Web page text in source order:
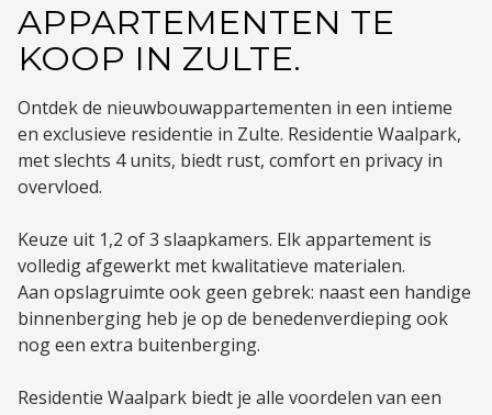
APPARTEMENTEN TE
KOOP IN ZULTE.
Ontdek de nieuwbouwappartementen in een intieme
en exclusieve residentie in Zulte. Residentie Waalpark,
met slechts 4 units, biedt rust, comfort en privacy in
overvloed.
Keuze uit 1,2 of 3 slaapkamers. Elk appartement is
volledig afgewerkt met kwalitatieve materialen.
Aan opslagruimte ook geen gebrek: naast een handige
binnenberging heb je op de benedenverdieping ook
nog een extra buitenberging.
Residentie Waalpark biedt je alle voordelen van een